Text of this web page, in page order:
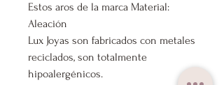
Estos aros de la marca Material:
Aleación
Lux Joyas son fabricados con metales
reciclados, son totalmente
hipoalergénicos.